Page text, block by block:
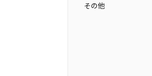
その他